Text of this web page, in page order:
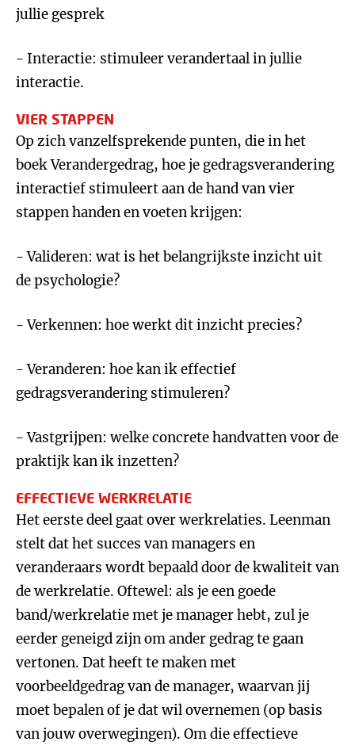
jullie gesprek
- Interactie: stimuleer verandertaal in jullie
interactie.
VIER STAPPEN
Op zich vanzelfsprekende punten, die in het
boek Verandergedrag, hoe je gedragsverandering
interactief stimuleert aan de hand van vier
stappen handen en voeten krijgen:
- Valideren: wat is het belangrijkste inzicht uit
de psychologie?
- Verkennen: hoe werkt dit inzicht precies?
- Veranderen: hoe kan ik effectief
gedragsverandering stimuleren?
- Vastgrijpen: welke concrete handvatten voor de
praktijk kan ik inzetten?
EFFECTIEVE WERKRELATIE
Het eerste deel gaat over werkrelaties. Leenman
stelt dat het succes van managers en
veranderaars wordt bepaald door de kwaliteit van
de werkrelatie. Oftewel: als je een goede
band/werkrelatie met je manager hebt, zul je
eerder geneigd zijn om ander gedrag te gaan
vertonen. Dat heeft te maken met
voorbeeldgedrag van de manager, waarvan jij
moet bepalen of je dat wil overnemen (op basis
van jouw overwegingen). Om die effectieve